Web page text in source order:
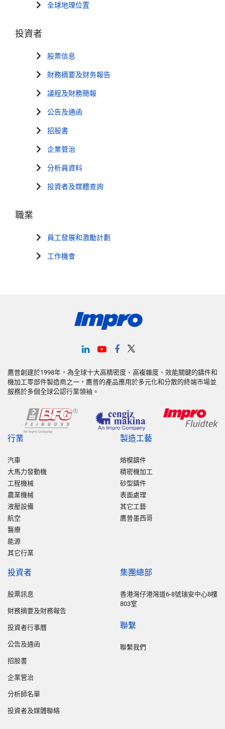
全球地理位置
投資者
股票信息
財務摘要及财务報告
議程及財務簡報
公告及通函
招股書
企業管治
分析員資料
投資者及媒體查詢
職業
員工發展和激勵計劃
工作機會
鷹普創建於1998年，為全球十大高精密度、高複雜度、效能關鍵的鑄件和
機加工零部件製造商之一，鷹普的產品應用於多元化和分散的終端市場並
服務於多個全球公認行業領袖。
行業
汽車
大馬力發動機
工程機械
農業機械
液壓設備
航空
醫療
能源
其它行業
製造工藝
熔模鑄件
精密機加工
砂型鑄件
表面處理
其它工藝
鷹普墨西哥
投資者
股票訊息
財務摘要及財務報告
投資者行事曆
公告及通函
招股書
企業管治
分析師名單
投資者及媒體聯絡
集團總部
香港灣仔港灣道6-8號瑞安中心8樓
803室
聯繫
聯繫我們